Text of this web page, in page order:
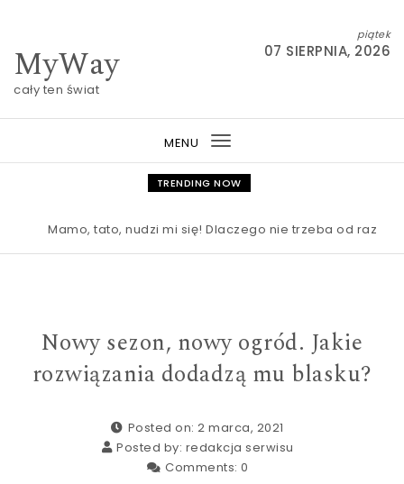
MyWay
cały ten świat
piątek
07 SIERPNIA, 2026
MENU
Toggle
navigation
TRENDING NOW
Mamo, tato, nudzi mi się! Dlaczego nie trzeba od razu
Nowy sezon, nowy ogród. Jakie
rozwiązania dodadzą mu blasku?
Posted on: 2 marca, 2021
Posted by: redakcja serwisu
Comments: 0